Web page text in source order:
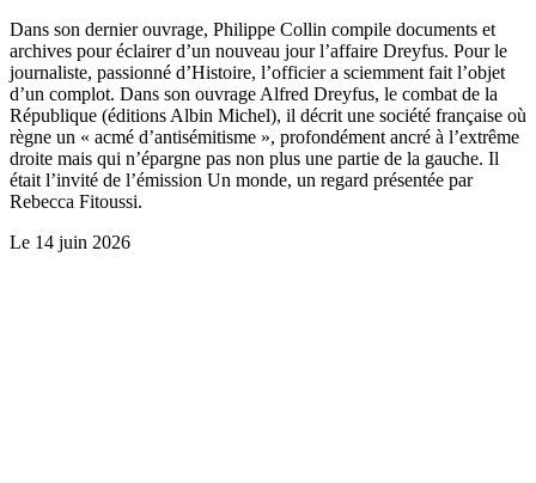
Dans son dernier ouvrage, Philippe Collin compile documents et
archives pour éclairer d’un nouveau jour l’affaire Dreyfus. Pour le
journaliste, passionné d’Histoire, l’officier a sciemment fait l’objet
d’un complot. Dans son ouvrage Alfred Dreyfus, le combat de la
République (éditions Albin Michel), il décrit une société française où
règne un « acmé d’antisémitisme », profondément ancré à l’extrême
droite mais qui n’épargne pas non plus une partie de la gauche. Il
était l’invité de l’émission Un monde, un regard présentée par
Rebecca Fitoussi.
Le 14 juin 2026